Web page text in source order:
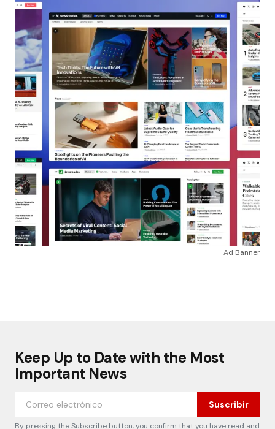
Ad Banner
Keep Up to Date with the Most
Important News
Suscribir
By pressing the Subscribe button, you confirm that you have read and